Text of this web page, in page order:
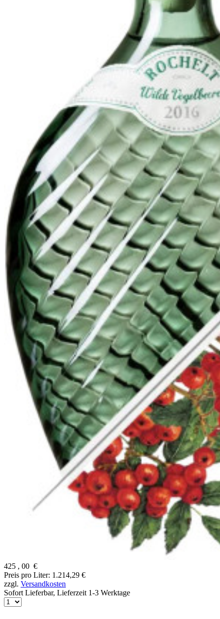
425 , 00 €
Preis pro Liter: 1.214,29 €
zzgl. Versandkosten
Sofort Lieferbar, Lieferzeit 1-3 Werktage